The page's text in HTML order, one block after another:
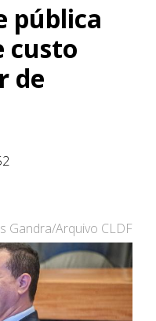
pública
custo
de
Gandra/Arquivo CLDF